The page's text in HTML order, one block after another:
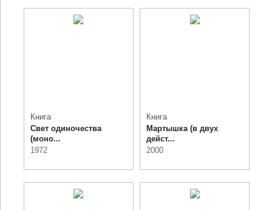
Книга
Свет одиночества
(моно...
1972
Книга
Мартышка (в двух
дейст...
2000